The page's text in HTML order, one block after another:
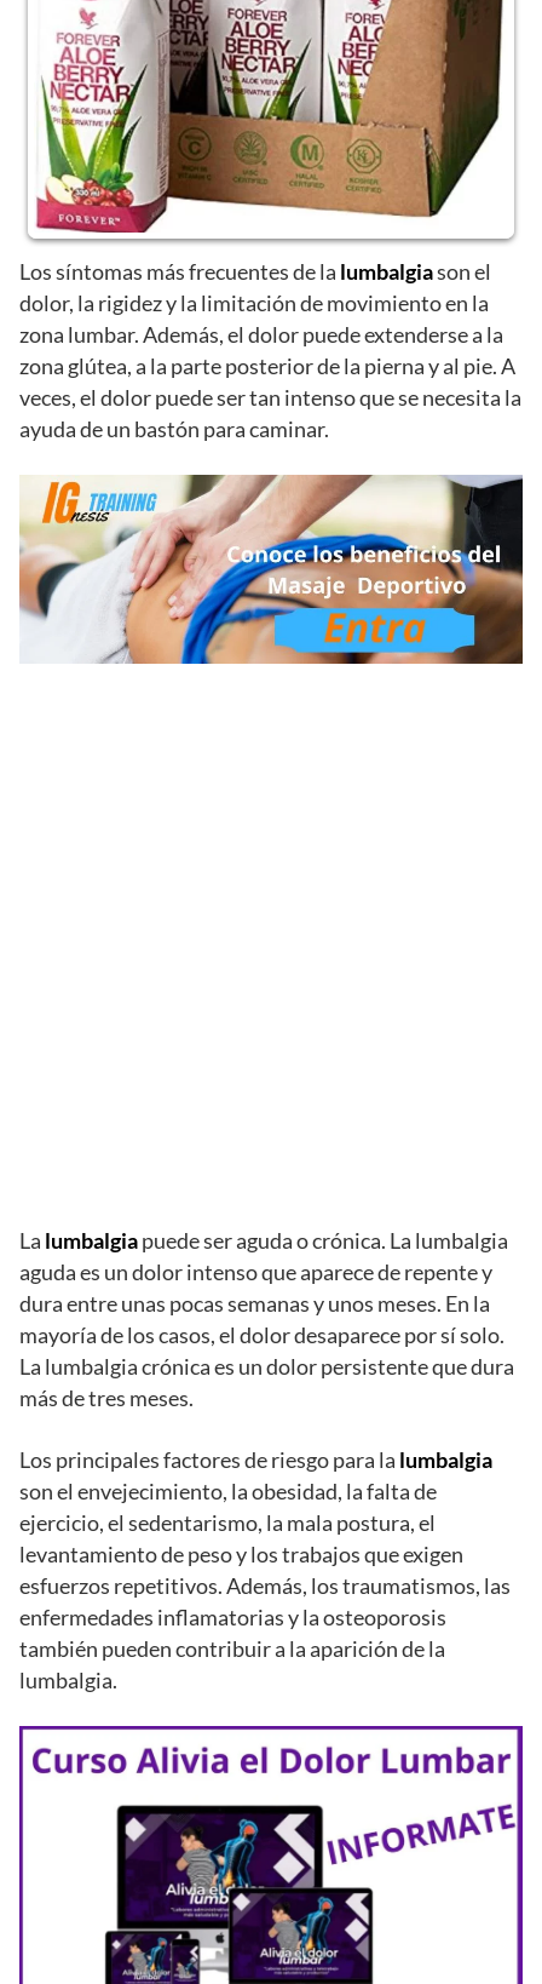
Los síntomas más frecuentes de la lumbalgiason el
dolor, la rigidez y la limitación de movimiento en la
zona lumbar. Además, el dolor puede extenderse a la
zona glútea, a la parte posterior de la pierna y al pie. A
veces, el dolor puede ser tan intenso que se necesita la
ayuda de un bastón para caminar.
La lumbalgiapuede ser aguda o crónica. La lumbalgia
aguda es un dolor intenso que aparece de repente y
dura entre unas pocas semanas y unos meses. En la
mayoría de los casos, el dolor desaparece por sí solo.
La lumbalgia crónica es un dolor persistente que dura
más de tres meses.
Los principales factores de riesgo para la lumbalgia
son el envejecimiento, la obesidad, la falta de
ejercicio, el sedentarismo, la mala postura, el
levantamiento de peso y los trabajos que exigen
esfuerzos repetitivos. Además, los traumatismos, las
enfermedades inflamatorias y la osteoporosis
también pueden contribuir a la aparición de la
lumbalgia.